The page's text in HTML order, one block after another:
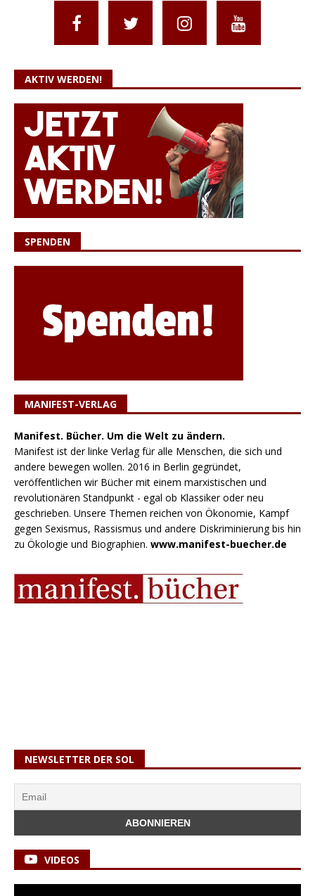
AKTIV WERDEN!
SPENDEN
MANIFEST-VERLAG
Manifest. Bücher. Um die Welt zu ändern.
Manifest ist der linke Verlag für alle Menschen, die sich und
andere bewegen wollen. 2016 in Berlin gegründet,
veröffentlichen wir Bücher mit einem marxistischen und
revolutionären Standpunkt - egal ob Klassiker oder neu
geschrieben. Unsere Themen reichen von Ökonomie, Kampf
gegen Sexismus, Rassismus und andere Diskriminierung bis hin
zu Ökologie und Biographien. www.manifest-buecher.de
NEWSLETTER DER SOL
VIDEOS